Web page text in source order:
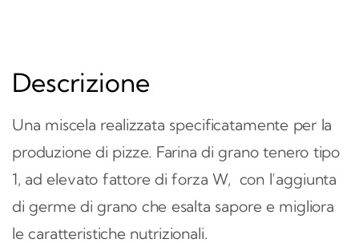
Descrizione
Una miscela realizzata specificatamente per la
produzione di pizze. Farina di grano tenero tipo
1, ad elevato fattore di forza W, con l’aggiunta
di germe di grano che esalta sapore e migliora
le caratteristiche nutrizionali.